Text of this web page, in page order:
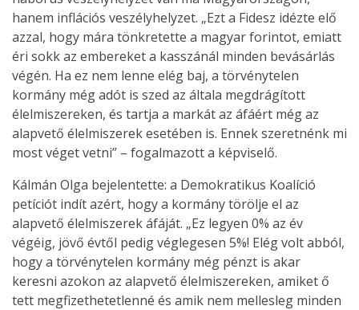
hanem inflációs veszélyhelyzet. „Ezt a Fidesz idézte elő
azzal, hogy mára tönkretette a magyar forintot, emiatt
éri sokk az embereket a kasszánál minden bevásárlás
végén. Ha ez nem lenne elég baj, a törvénytelen
kormány még adót is szed az általa megdrágított
élelmiszereken, és tartja a markát az áfáért még az
alapvető élelmiszerek esetében is. Ennek szeretnénk mi
most véget vetni” – fogalmazott a képviselő.
Kálmán Olga bejelentette: a Demokratikus Koalíció
petíciót indít azért, hogy a kormány törölje el az
alapvető élelmiszerek áfáját. „Ez legyen 0% az év
végéig, jövő évtől pedig véglegesen 5%! Elég volt abból,
hogy a törvénytelen kormány még pénzt is akar
keresni azokon az alapvető élelmiszereken, amiket ő
tett megfizethetetlenné és amik nem mellesleg minden